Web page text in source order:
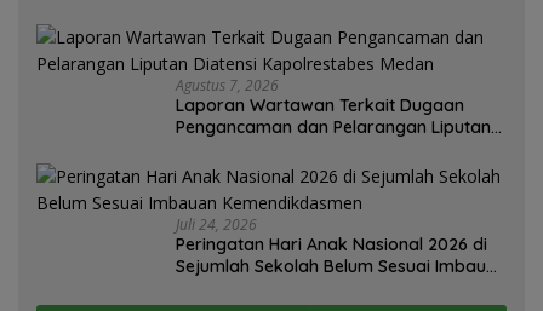
Agustus 7, 2026
Laporan Wartawan Terkait Dugaan
Pengancaman dan Pelarangan Liputan
Juli 24, 2026
Peringatan Hari Anak Nasional 2026 di
Sejumlah Sekolah Belum Sesuai Imbauan